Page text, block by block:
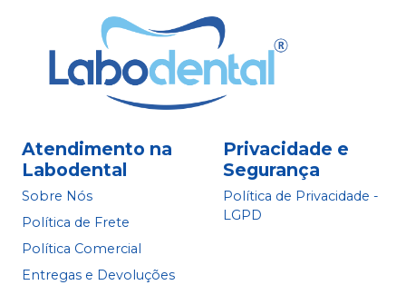
Atendimento na
Labodental
Sobre Nós
Política de Frete
Política Comercial
Entregas e Devoluções
Privacidade e
Segurança
Política de Privacidade -
LGPD